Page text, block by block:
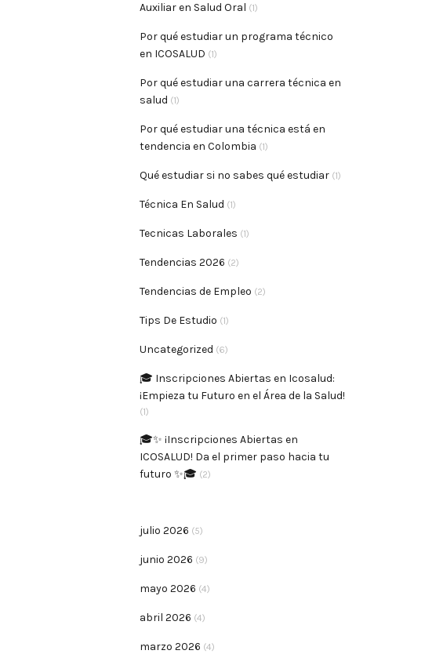
Auxiliar en Salud Oral (1)
Por qué estudiar un programa técnico
en ICOSALUD (1)
Por qué estudiar una carrera técnica en
salud (1)
Por qué estudiar una técnica está en
tendencia en Colombia (1)
Qué estudiar si no sabes qué estudiar(1)
Técnica En Salud (1)
Tecnicas Laborales (1)
Tendencias 2026 (2)
Tendencias de Empleo (2)
Tips De Estudio (1)
Uncategorized (6)
🎓 Inscripciones Abiertas en Icosalud:
¡Empieza tu Futuro en el Área de la Salud!
(1)
🎓✨ ¡Inscripciones Abiertas en
ICOSALUD! Da el primer paso hacia tu
futuro ✨🎓 (2)
julio 2026 (5)
junio 2026 (9)
mayo 2026 (4)
abril 2026 (4)
marzo 2026 (4)